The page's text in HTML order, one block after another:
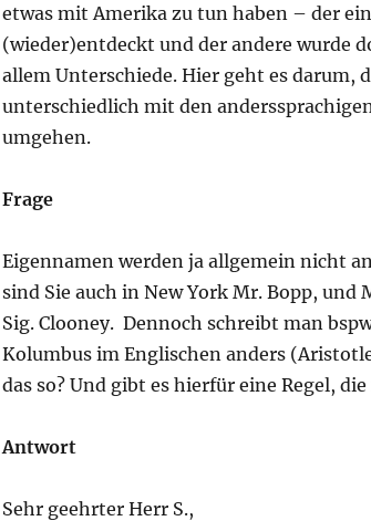
etwas mit Amerika zu tun haben – der
(wieder)entdeckt und der andere wurde
allem Unterschiede. Hier geht es darum,
unterschiedlich mit den
umgehen.
Frage
Eigennamen werden ja allgemein nicht
sind Sie auch in New York Mr. Bopp, und
Sig. Clooney. Dennoch schreibt man
Kolumbus im Englischen anders
das so? Und gibt es hierfür eine Regel,
Antwort
Sehr geehrter Herr S.,